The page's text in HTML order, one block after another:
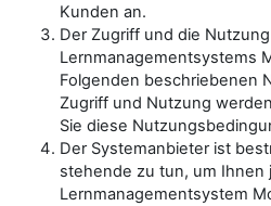
Kunden an.
Der Zugriff und die
Lernmanagementsystems
Folgenden beschriebenen
Zugriff und Nutzung
Sie diese
Der Systemanbieter ist
stehende zu tun, um Ihnen
Lernmanagementsystem